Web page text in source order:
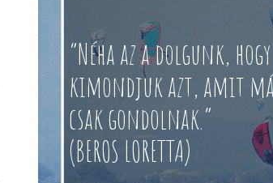
“Néha az a dolgunk, hogy
kimondjuk azt, amit
csak gondolnak.”
(BEROS LORETTA)